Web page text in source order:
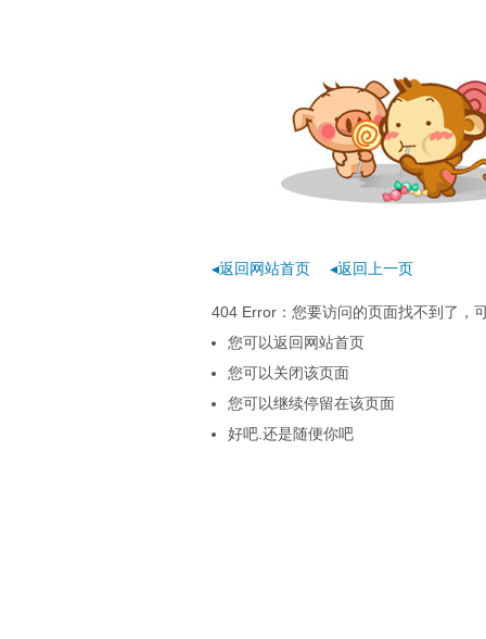
◂返回网站首页 ◂返回上一页
404 Error：您要访问的页面找不到了，
您可以返回网站首页
您可以关闭该页面
您可以继续停留在该页面
好吧.还是随便你吧